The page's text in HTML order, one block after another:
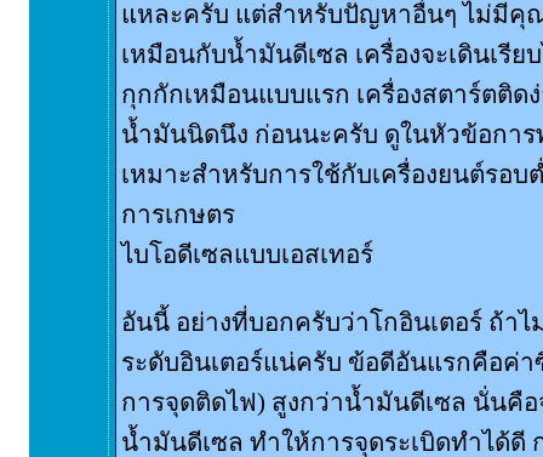
แหละครับ แต่สำหรับปัญหาอื่นๆ ไม่มีคุ
เหมือนกับน้ำมันดีเซล เครื่องจะเดินเรี
กุกกักเหมือนแบบแรก เครื่องสตาร์ตติด
น้ำมันนิดนึง ก่อนนะครับ ดูในหัวข้อกา
เหมาะสำหรับการใช้กับเครื่องยนต์รอบ
การเกษตร
ไบโอดีเซลแบบเอสเทอร์
อันนี้ อย่างที่บอกครับว่าโกอินเตอร์ ถ้าไ
ระดับอินเตอร์แน่ครับ ข้อดีอันแรกคือค่า
การจุดติดไฟ) สูงกว่าน้ำมันดีเซล นั่นคื
น้ำมันดีเซล ทำให้การจุดระเบิดทำได้